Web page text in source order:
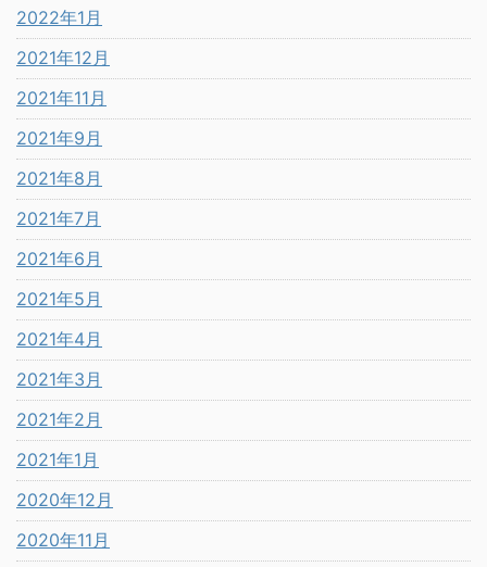
2022年1月
2021年12月
2021年11月
2021年9月
2021年8月
2021年7月
2021年6月
2021年5月
2021年4月
2021年3月
2021年2月
2021年1月
2020年12月
2020年11月